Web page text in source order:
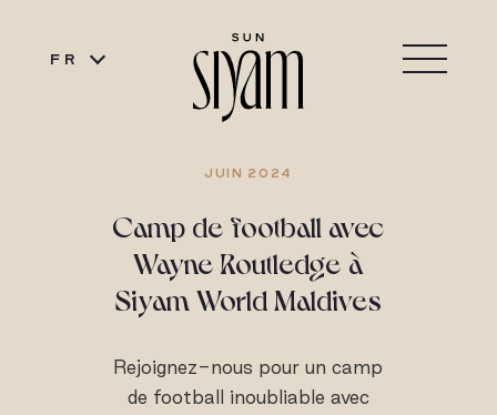
FR
JUIN 2024
Camp de football avec
Wayne Routledge à
Siyam World Maldives
Rejoignez-nous pour un camp
de football inoubliable avec